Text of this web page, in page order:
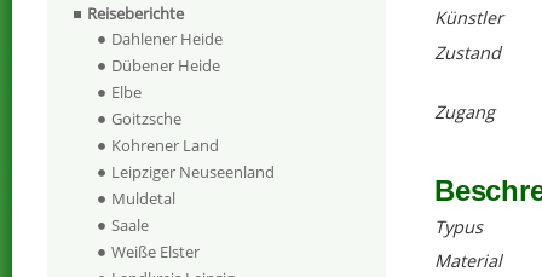
Künstler
Zustand
Zugang
Typus
Material
Reiseberichte
Dahlener Heide
Dübener Heide
Elbe
Goitzsche
Kohrener Land
Leipziger Neuseenland
Muldetal
Saale
Weiße Elster